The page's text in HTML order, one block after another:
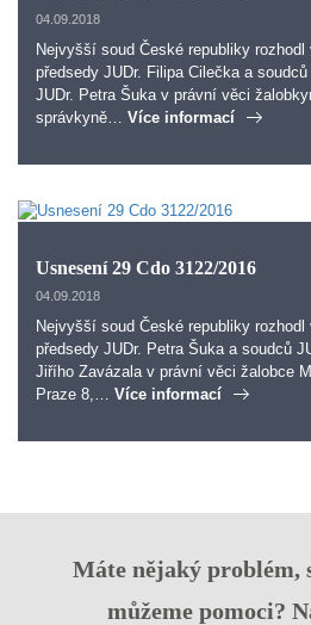
04.09.2018
Nejvyšší soud České republiky
předsedy JUDr. Filipa Cilečka a
JUDr. Petra Šuka v právní věci
správkyně… Více informací
Usnesení 29 Cdo 3122/2016
04.09.2018
Nejvyšší soud České republiky
předsedy JUDr. Petra Šuka a soudců
Jiřího Zavázala v právní věci žalobce
Praze 8,… Více informací
Máte nějaký problém,
můžeme pomoci?